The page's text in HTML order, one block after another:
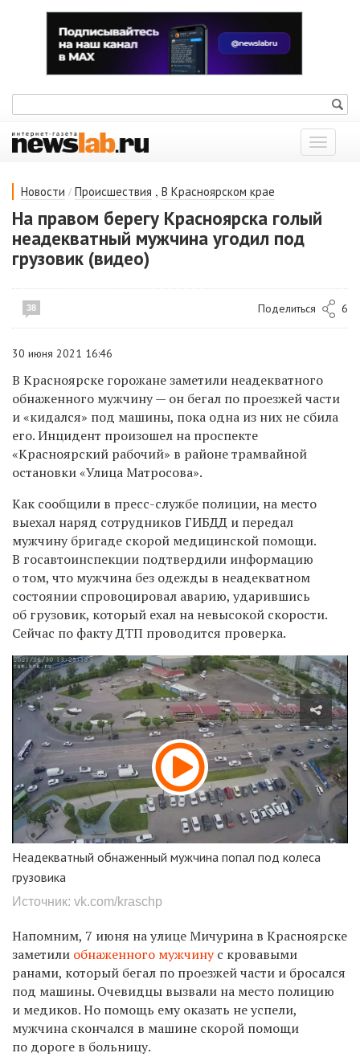
Показать
меню
Новости / Происшествия , В Красноярском крае
На правом берегу Красноярска голый
неадекватный мужчина угодил под
грузовик (видео)
38 Поделиться 6
30 июня 2021 16:46
В Красноярске горожане заметили неадекватного
обнаженного мужчину — он бегал по проезжей части
и «кидался» под машины, пока одна из них не сбила
его. Инцидент произошел на проспекте
«Красноярский рабочий» в районе трамвайной
остановки «Улица Матросова».
Как сообщили в пресс-службе полиции, на место
выехал наряд сотрудников ГИБДД и передал
мужчину бригаде скорой медицинской помощи.
В госавтоинспекции подтвердили информацию
о том, что мужчина без одежды в неадекватном
состоянии спровоцировал аварию, ударившись
об грузовик, который ехал на невысокой скорости.
Сейчас по факту ДТП проводится проверка.
Неадекватный обнаженный мужчина попал под колеса
грузовика
Источник: vk.com/kraschp
Напомним, 7 июня на улицеМичурина в Красноярске
заметили обнаженного мужчинус кровавыми
ранами, который бегал по проезжей части и бросался
под машины. Очевидцы вызвали на место полицию
и медиков. Но помощь ему оказать не успели,
мужчина скончался в машине скорой помощи
по дороге в больницу.